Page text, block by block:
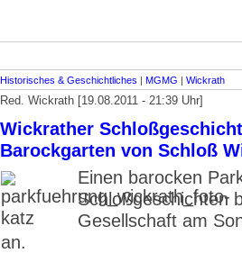
Historisches & Geschichtliches | MGMG | Wickrath
Red. Wickrath [19.08.2011 - 21:39 Uhr]
Wickrather
Barockgarten von Schloß
Einen barocken
Schloßgeschichten
Gesellschaft am
an.